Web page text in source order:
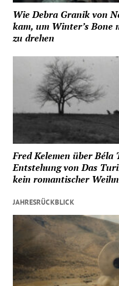
Wie Debra Granik von
kam, um Winter’s Bone
zu drehen
Fred Kelemen über Béla
Entstehung von Das
kein romantischer
JAHRESRÜCKBLICK